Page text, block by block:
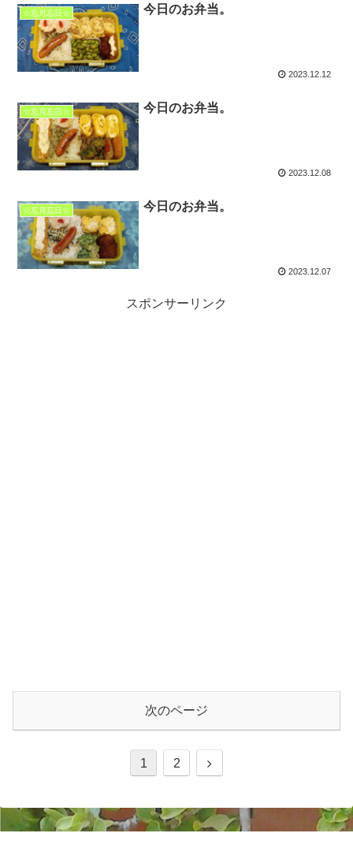
☆忘月忘日☆ 今日のお弁当。
2023.12.12
☆忘月忘日☆ 今日のお弁当。
2023.12.08
☆忘月忘日☆ 今日のお弁当。
2023.12.07
スポンサーリンク
次のページ
1 2